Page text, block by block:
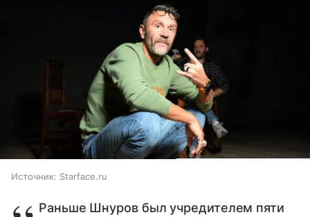
Источник: Starface.ru
Раньше Шнуров был учредителем пяти